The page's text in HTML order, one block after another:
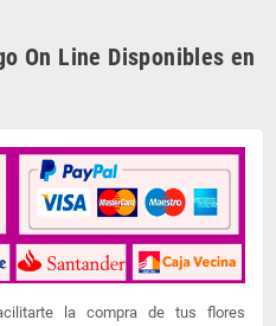
On Line Disponibles en
la compra de tus flores